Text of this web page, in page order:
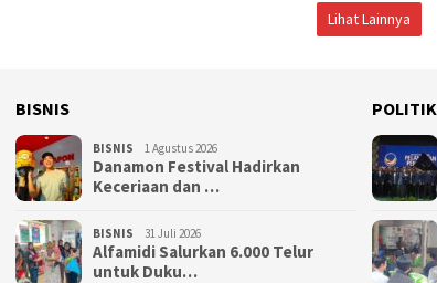
Lihat Lainnya
BISNIS
BISNIS 1 Agustus 2026
Danamon Festival Hadirkan
Keceriaan dan …
BISNIS 31 Juli 2026
Alfamidi Salurkan 6.000 Telur
untuk Duku…
POLITIK